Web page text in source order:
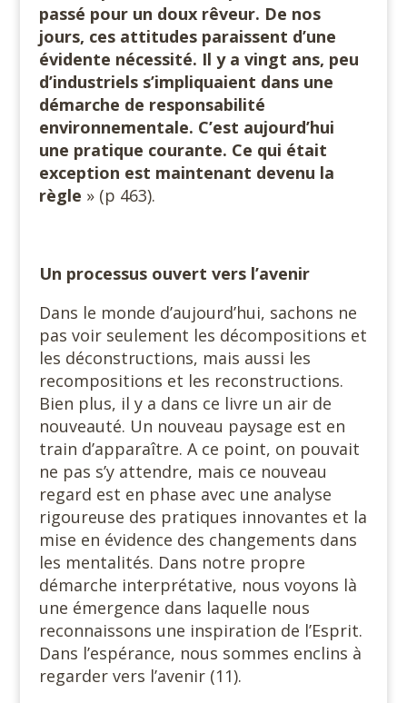
passé pour un doux rêveur. De nos
jours, ces attitudes paraissent d’une
évidente nécessité. Il y a vingt ans, peu
d’industriels s’impliquaient dans une
démarche de responsabilité
environnementale. C’est aujourd’hui
une pratique courante. Ce qui était
exception est maintenant devenu la
règle » (p 463).
Un processus ouvert vers l’avenir
Dans le monde d’aujourd’hui, sachons ne
pas voir seulement les décompositions et
les déconstructions, mais aussi les
recompositions et les reconstructions.
Bien plus, il y a dans ce livre un air de
nouveauté. Un nouveau paysage est en
train d’apparaître. A ce point, on pouvait
ne pas s’y attendre, mais ce nouveau
regard est en phase avec une analyse
rigoureuse des pratiques innovantes et la
mise en évidence des changements dans
les mentalités. Dans notre propre
démarche interprétative, nous voyons là
une émergence dans laquelle nous
reconnaissons une inspiration de l’Esprit.
Dans l’espérance, nous sommes enclins à
regarder vers l’avenir (11).